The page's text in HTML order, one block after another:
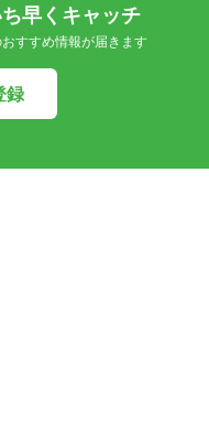
早くキャッチ
すすめ情報が届きます
録